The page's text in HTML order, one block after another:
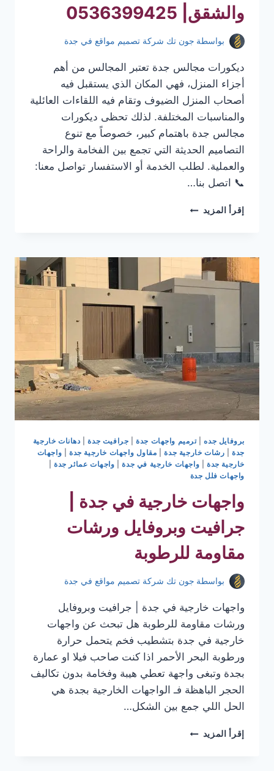
والشقق| 0536399425
بواسطة جون تك شركة تصميم مواقع في جدة
ديكورات مجالس جدة تعتبر المجالس من أهم
أجزاء المنزل، فهي المكان الذي يستقبل فيه
أصحاب المنزل الضيوف وتقام فيه اللقاءات العائلية
والمناسبات المختلفة. لذلك تحظى ديكورات
مجالس جدة باهتمام كبير، خصوصاً مع تنوع
التصاميم الحديثة التي تجمع بين الفخامة والراحة
والعملية. لطلب الخدمة أو الاستفسار تواصل معنا:
📞 اتصل بنا…
إقرأ المزيد ديكورات
أفكار
عصرية
وفخمة
تناسب
0536399425
بروفايل جده|ترميم واجهات جدة| جرافيت جدة| دهانات خارجية
جدة| رشات خارجية جدة| مقاول واجهات خارجية جدة
واجهات
خارجية جدة| واجهات خارجية في جدة| واجهات عمائر جدة|
واجهات فلل جدة
واجهات خارجية في جدة |
جرافيت وبروفايل ورشات
مقاومة للرطوبة
بواسطة جون تك شركة تصميم مواقع في جدة
واجهات خارجية في جدة | جرافيت وبروفايل
ورشات مقاومة للرطوبة هل تبحث عن واجهات
خارجية في جدة بتشطيب فخم يتحمل حرارة
ورطوبة البحر الأحمر اذا كنت صاحب فيلا او عمارة
بجدة وتبغى واجهة تعطي هيبة وفخامة بدون تكاليف
الحجر الباهظة فـ الواجهات الخارجية بجدة هي
الحل اللي جمع بين الشكل…
إقرأ المزيد واجهات